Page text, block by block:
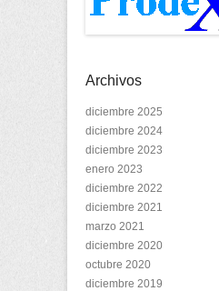
Archivos
diciembre 2025
diciembre 2024
diciembre 2023
enero 2023
diciembre 2022
diciembre 2021
marzo 2021
diciembre 2020
octubre 2020
diciembre 2019